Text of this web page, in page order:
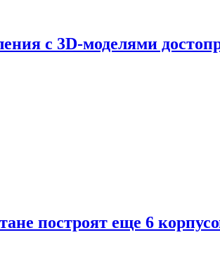
с 3D-моделями
построят еще 6